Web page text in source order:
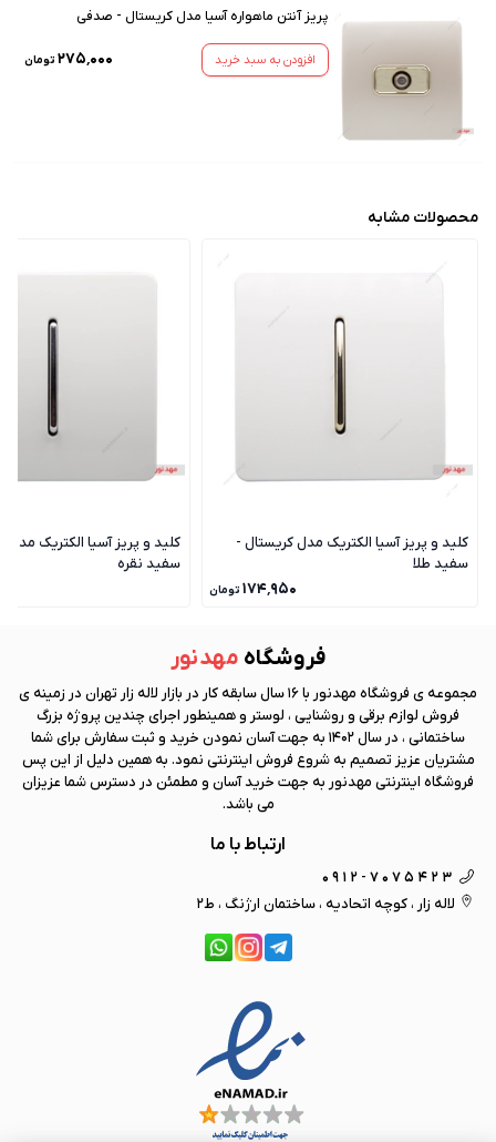
پریز آنتن ماهواره آسیا مدل کریستال - صدفی
افزودن به سبد خرید ۲۷۵٬۰۰۰ تومان
محصولات مشابه
کلید و پریز آسیا الکتریک مدل کریستال -
سفید طلا
۱۷۴٬۹۵۰ تومان
کلید و پریز آسیا الکتریک مدل
سفید نقره
فروشگاه مهد نور
مجموعه ی فروشگاه مهد نور
با 16 سال سابقه کار در بازار لاله زار تهران در زمینه ی
فروش لوازم برقی و روشنایی ، لوستر و همینطور اجرای چندین پروژه بزرگ
ساختمانی ، در سال 1402 به جهت آسان نمودن خرید و ثبت سفارش برای شما
مشتریان عزیز تصمیم به شروع فروش اینترنتی نمود. به همین دلیل از این پس
فروشگاه اینترنتی مهد نور به جهت خرید آسان و مطمئن در دسترس شما عزیزان
می باشد.
ارتباط با ما
0912-7075423
لاله زار ، کوچه اتحادیه ، ساختمان ارژنگ ، ط2